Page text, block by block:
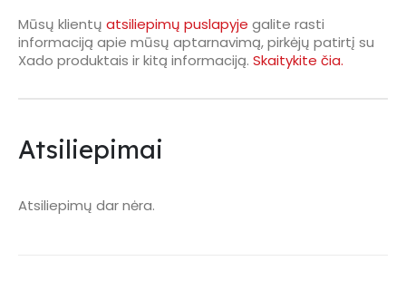
Mūsų klientų atsiliepimų puslapyje galite rasti
informaciją apie mūsų aptarnavimą, pirkėjų patirtį su
Xado produktais ir kitą informaciją. Skaitykite čia.
Atsiliepimai
Atsiliepimų dar nėra.